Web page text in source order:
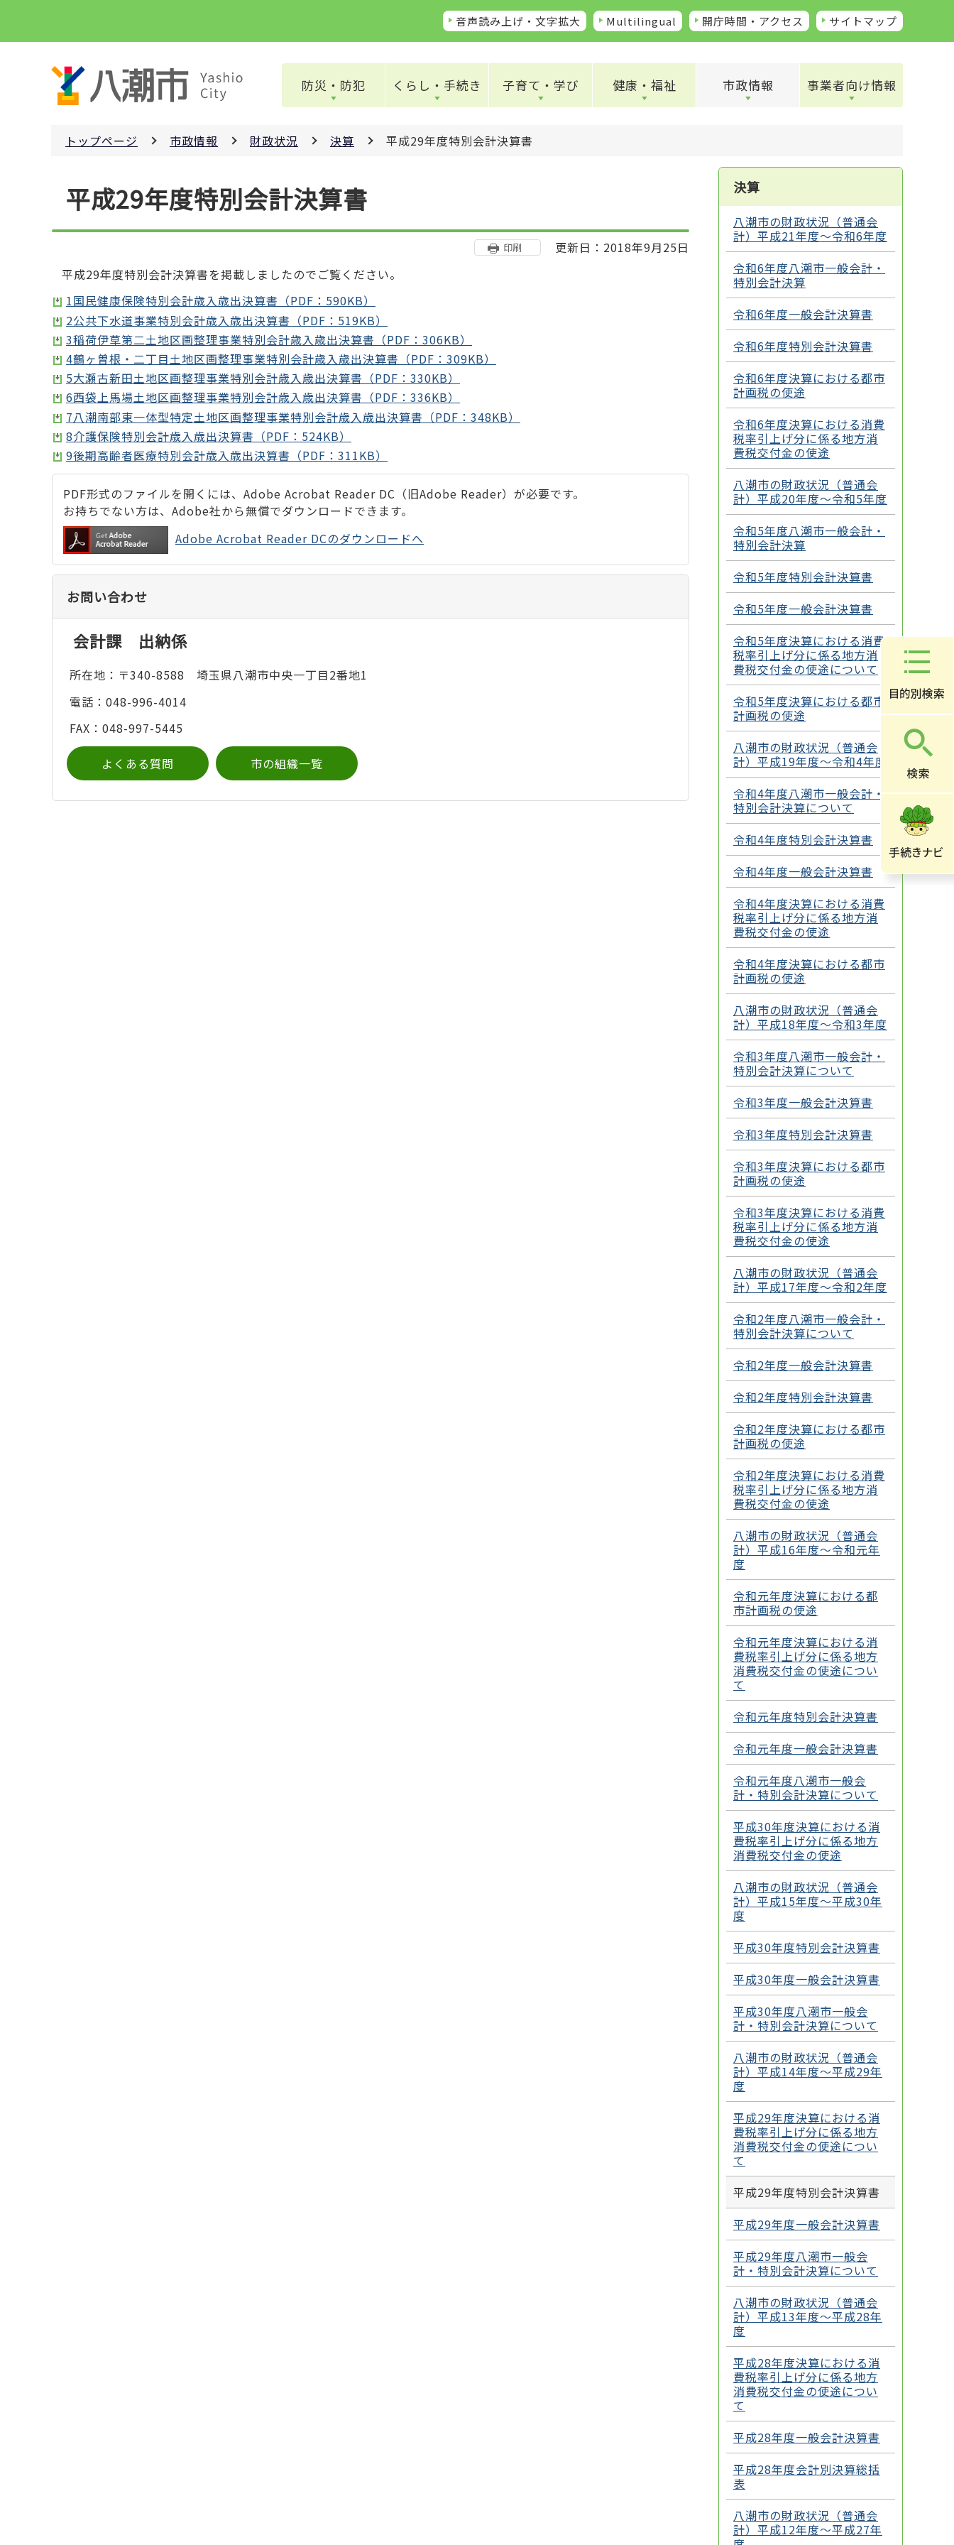
ペ
音声読み上げ・文字拡大 Multilingual 開庁時間・アクセス サイトマップ
防災・防犯 くらし・手続き 子育て・学び 健康・福祉 市政情報 事業者向け情報
トップページ 市政情報 財政状況 決算 平成29年度特別会計決算書
平成29年度特別会計決算書
印刷
更新日：2018年9月25日
平成29年度特別会計決算書を掲載しましたのでご覧ください。
1国民健康保険特別会計歳入歳出決算書（PDF：590KB）
2公共下水道事業特別会計歳入歳出決算書（PDF：519KB）
3稲荷伊草第二土地区画整理事業特別会計歳入歳出決算書（PDF：306KB）
4鶴ヶ曽根・二丁目土地区画整理事業特別会計歳入歳出決算書（PDF：309KB）
5大瀬古新田土地区画整理事業特別会計歳入歳出決算書（PDF：330KB）
6西袋上馬場土地区画整理事業特別会計歳入歳出決算書（PDF：336KB）
7八潮南部東一体型特定土地区画整理事業特別会計歳入歳出決算書（PDF：348KB）
8介護保険特別会計歳入歳出決算書（PDF：524KB）
9後期高齢者医療特別会計歳入歳出決算書（PDF：311KB）
PDF形式のファイルを開くには、Adobe Acrobat Reader DC（旧Adobe Reader）が必要です。
お持ちでない方は、Adobe社から無償でダウンロードできます。
Adobe Acrobat Reader DCのダウンロードへ
お問い合わせ
会計課 出納係
所在地：〒340-8588 埼玉県八潮市中央一丁目2番地1
電話：048-996-4014
FAX：048-997-5445
よくある質問 市の組織一覧
決算
八潮市の財政状況（普通会
計）平成21年度～令和6年度
令和6年度八潮市一般会計・
特別会計決算
令和6年度一般会計決算書
令和6年度特別会計決算書
令和6年度決算における都市
計画税の使途
令和6年度決算における消費
税率引上げ分に係る地方消
費税交付金の使途
八潮市の財政状況（普通会
計）平成20年度～令和5年度
令和5年度八潮市一般会計・
特別会計決算
令和5年度特別会計決算書
令和5年度一般会計決算書
令和5年度決算における消費
税率引上げ分に係る地方消
費税交付金の使途について
令和5年度決算における都市
計画税の使途
八潮市の財政状況（普通会
計）平成19年度～令和4年度
令和4年度八潮市一般会計・
特別会計決算について
令和4年度特別会計決算書
令和4年度一般会計決算書
令和4年度決算における消費
税率引上げ分に係る地方消
費税交付金の使途
令和4年度決算における都市
計画税の使途
八潮市の財政状況（普通会
計）平成18年度～令和3年度
令和3年度八潮市一般会計・
特別会計決算について
令和3年度一般会計決算書
令和3年度特別会計決算書
令和3年度決算における都市
計画税の使途
令和3年度決算における消費
税率引上げ分に係る地方消
費税交付金の使途
八潮市の財政状況（普通会
計）平成17年度～令和2年度
令和2年度八潮市一般会計・
特別会計決算について
令和2年度一般会計決算書
令和2年度特別会計決算書
令和2年度決算における都市
計画税の使途
令和2年度決算における消費
税率引上げ分に係る地方消
費税交付金の使途
八潮市の財政状況（普通会
計）平成16年度～令和元年
度
令和元年度決算における都
市計画税の使途
令和元年度決算における消
費税率引上げ分に係る地方
消費税交付金の使途につい
て
令和元年度特別会計決算書
令和元年度一般会計決算書
令和元年度八潮市一般会
計・特別会計決算について
平成30年度決算における消
費税率引上げ分に係る地方
消費税交付金の使途
八潮市の財政状況（普通会
計）平成15年度～平成30年
度
平成30年度特別会計決算書
平成30年度一般会計決算書
平成30年度八潮市一般会
計・特別会計決算について
八潮市の財政状況（普通会
計）平成14年度～平成29年
度
平成29年度決算における消
費税率引上げ分に係る地方
消費税交付金の使途につい
て
平成29年度特別会計決算書
平成29年度一般会計決算書
平成29年度八潮市一般会
計・特別会計決算について
八潮市の財政状況（普通会
計）平成13年度～平成28年
度
平成28年度決算における消
費税率引上げ分に係る地方
消費税交付金の使途につい
て
平成28年度一般会計決算書
平成28年度会計別決算総括
表
八潮市の財政状況（普通会
計）平成12年度～平成27年